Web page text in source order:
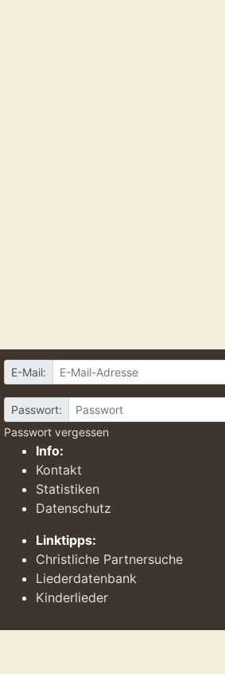
E-Mail:
Passwort:
Passwort vergessen
Info:
Kontakt
Statistiken
Datenschutz
Linktipps:
Christliche Partnersuche
Liederdatenbank
Kinderlieder